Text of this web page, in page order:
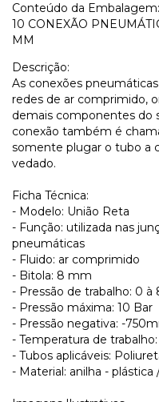
Conteúdo da Embalagem:
10 CONEXÃO
MM
Descrição:
As conexões
redes de ar comprimido,
demais componentes do
conexão também é
somente plugar o tubo a
vedado.
Ficha Técnica:
- Modelo: União Reta
- Função: utilizada nas
pneumáticas
- Fluido: ar comprimido
- Bitola: 8 mm
- Pressão de trabalho: 0 à
- Pressão máxima: 10 Bar
- Pressão negativa: -
- Temperatura de
- Tubos aplicáveis:
- Material: anilha -